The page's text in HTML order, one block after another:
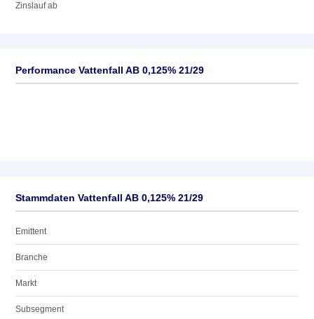
Zinslauf ab
Performance Vattenfall AB 0,125% 21/29
Stammdaten Vattenfall AB 0,125% 21/29
Emittent
Branche
Markt
Subsegment